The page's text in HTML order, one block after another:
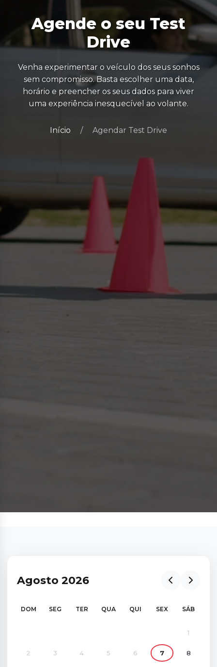
Agende o seu Test
Drive
Venha experimentar o veículo dos seus sonhos
sem compromisso. Basta escolher uma data,
horário e preencher os seus dados para viver
uma experiência inesquecível ao volante.
Início Agendar Test Drive
Agosto 2026
DOM SEG TER QUA QUI SEX SÁB
1
2 3 4 5 6 7 8